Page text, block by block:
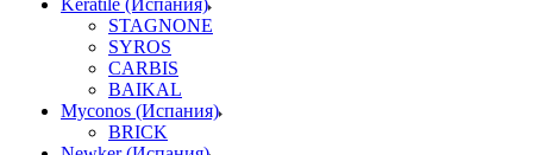
Keratile (Испания)
STAGNONE
SYROS
CARBIS
BAIKAL
Myconos (Испания)
BRICK